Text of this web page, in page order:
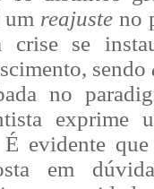
um reajuste no
crise se
sendo
no
exprime
evidente que
em